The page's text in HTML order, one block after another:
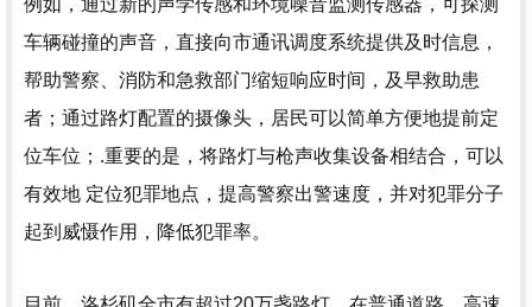
车辆碰撞的声音，直接向市通讯调度系统提供及时信息，
帮助警察、消防和急救部门缩短响应时间，及早救助患
者；通过路灯配置的摄像头，居民可以简单方便地提前定
位车位；.重要的是，将路灯与枪声收集设备相结合，可以
有效地 定位犯罪地点，提高警察出警速度，并对犯罪分子
起到威慑作用，降低犯罪率。